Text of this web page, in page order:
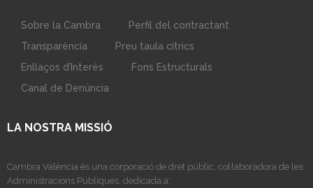
Sobre la Cambra
Perfil del contractant
Transparència
Preu taula cítrics
Enllaços d’Interés
Fons Estructurals
Canal de Denúncia
LA NOSTRA MISSIÓ
Cambra València és una corporació de dret públic, col·laboradora de les
Administracions Públiques, dedicada a: